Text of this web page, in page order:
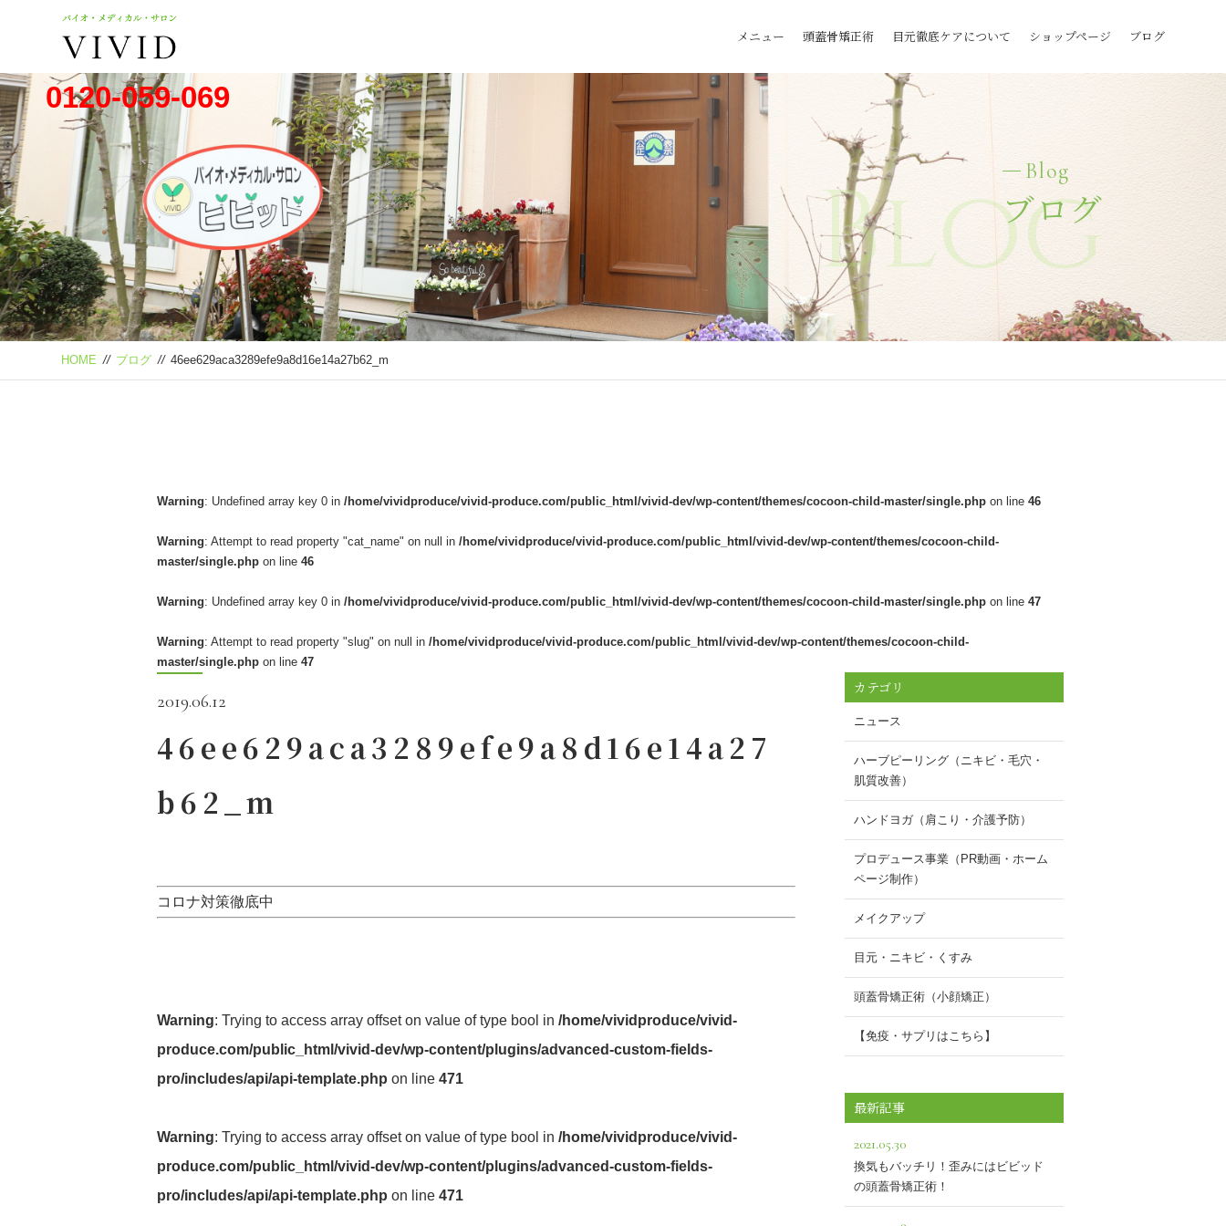
0120-059-069
メニュー 頭蓋骨矯正術 目元徹底ケアについて ショップページ ブログ
Blog
ブログ
Blog
HOME // ブログ // 46ee629aca3289efe9a8d16e14a27b62_m
Warning: Undefined array key 0 in /home/vividproduce/vivid-produce.com/public_html/vivid-dev/wp-content/themes/cocoon-child-master/single.php on line 46
Warning: Attempt to read property "cat_name" on null in /home/vividproduce/vivid-produce.com/public_html/vivid-dev/wp-content/themes/cocoon-child-
master/single.php on line 46
Warning: Undefined array key 0 in /home/vividproduce/vivid-produce.com/public_html/vivid-dev/wp-content/themes/cocoon-child-master/single.php on line 47
Warning: Attempt to read property "slug" on null in /home/vividproduce/vivid-produce.com/public_html/vivid-dev/wp-content/themes/cocoon-child-
master/single.php on line 47
2019.06.12
46ee629aca3289efe9a8d16e14a27
b62_m
コロナ対策徹底中
Warning: Trying to access array offset on value of type bool in /home/vividproduce/vivid-
produce.com/public_html/vivid-dev/wp-content/plugins/advanced-custom-fields-
pro/includes/api/api-template.php on line 471
Warning: Trying to access array offset on value of type bool in /home/vividproduce/vivid-
produce.com/public_html/vivid-dev/wp-content/plugins/advanced-custom-fields-
pro/includes/api/api-template.php on line 471
カテゴリ
ニュース
ハーブピーリング（ニキビ・毛穴・
肌質改善）
ハンドヨガ（肩こり・介護予防）
プロデュース事業（PR動画・ホーム
ページ制作）
メイクアップ
目元・ニキビ・くすみ
頭蓋骨矯正術（小顔矯正）
【免疫・サプリはこちら】
最新記事
2021.05.30
換気もバッチリ！歪みにはビビッド
の頭蓋骨矯正術！